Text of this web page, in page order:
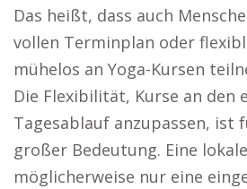
Das heißt, dass auch
vollen Terminplan oder
mühelos an Yoga-Kursen
Die Flexibilität, Kurse an den
Tagesablauf anzupassen, ist
großer Bedeutung. Eine
möglicherweise nur eine